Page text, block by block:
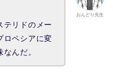
おんどり先生
テリドのメー
ロペシアに変
んだ。